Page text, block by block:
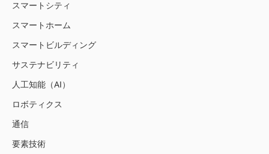
スマートシティ
スマートホーム
スマートビルディング
サステナビリティ
人工知能（AI）
ロボティクス
通信
要素技術